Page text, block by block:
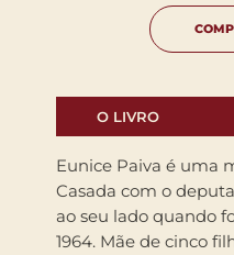
O LIVRO
Eunice Paiva é uma
Casada com o
ao seu lado quando
1964. Mãe de cinco